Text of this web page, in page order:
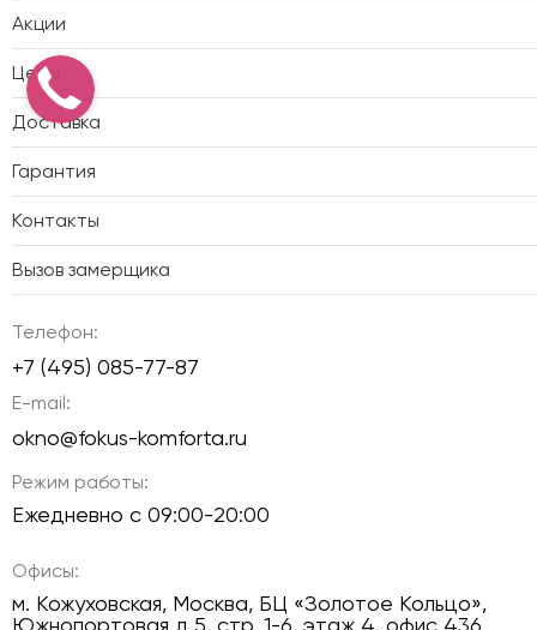
Акции
Цены
Доставка
Гарантия
Контакты
Вызов замерщика
Телефон:
+7 (495) 085-77-87
E-mail:
okno@fokus-komforta.ru
Режим работы:
Ежедневно с 09:00-20:00
Офисы:
м. Кожуховская, Москва, БЦ «Золотое Кольцо»,
Южнопортовая д.5, стр. 1-6, этаж 4, офис 436